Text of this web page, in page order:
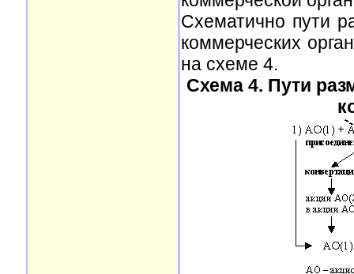
Схематично пути
коммерческих
на схеме 4.
Схема 4. Пути